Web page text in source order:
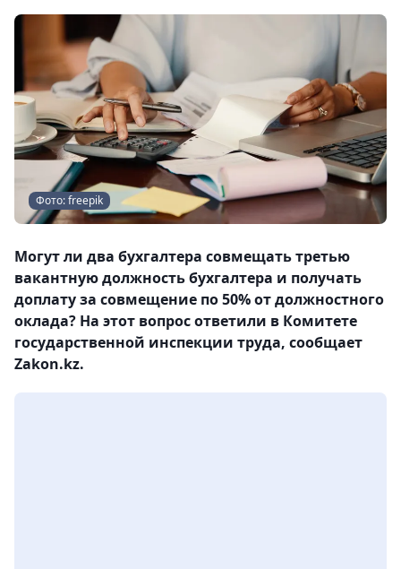
Фото: freepik
Могут ли два бухгалтера совмещать третью
вакантную должность бухгалтера и получать
доплату за совмещение по 50% от должностного
оклада? На этот вопрос ответили в Комитете
государственной инспекции труда, сообщает
Zakon.kz.